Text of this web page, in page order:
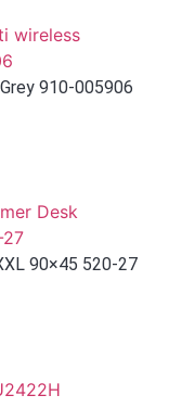
910-005906
90×45 520-27